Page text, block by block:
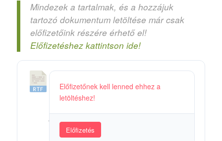
Mindezek a tartalmak, és a hozzájuk
tartozó dokumentum letöltése már csak
előfizetőink részére érhető el!
Előfizetéshez kattintson ide!
1
_
Előfizetőnek kell lenned ehhez a
letöltéshez!
Előfizetés